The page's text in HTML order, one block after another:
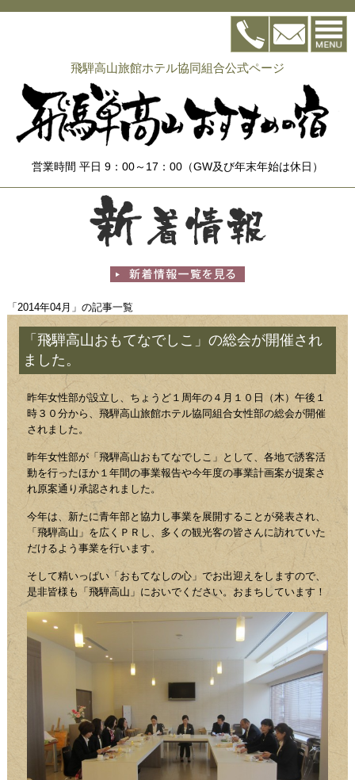
飛騨高山旅館ホテル協同組合公式ページ
営業時間 平日 9：00～17：00（GW及び年末年始は休日）
「2014年04月」の記事一覧
「飛騨高山おもてなでしこ」の総会が開催され
ました。
昨年女性部が設立し、ちょうど１周年の４月１０日（木）午後１
時３０分から、飛騨高山旅館ホテル協同組合女性部の総会が開催
されました。
昨年女性部が「飛騨高山おもてなでしこ」として、各地で誘客活
動を行ったほか１年間の事業報告や今年度の事業計画案が提案さ
れ原案通り承認されました。
今年は、新たに青年部と協力し事業を展開することが発表され、
「飛騨高山」を広くＰＲし、多くの観光客の皆さんに訪れていた
だけるよう事業を行います。
そして精いっぱい「おもてなしの心」でお出迎えをしますので、
是非皆様も「飛騨高山」においでください。おまちしています！